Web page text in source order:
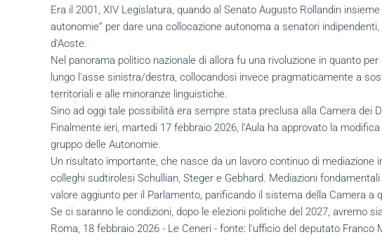
Era il 2001, XIV Legislatura, quando al Senato Augusto Rollandin
autonomie” per dare una collocazione autonoma a senatori
d’Aoste.
Nel panorama politico nazionale di allora fu una rivoluzione in quanto
lungo l'asse sinistra/destra, collocandosi invece pragmaticamente a
territoriali e alle minoranze linguistiche.
Sino ad oggi tale possibilità era sempre stata preclusa alla Camera
Finalmente ieri, martedi 17 febbraio 2026, l’Aula ha approvato la
gruppo delle Autonomie.
Un risultato importante, che nasce da un lavoro continuo di
colleghi sudtirolesi Schullian, Steger e Gebhard. Mediazioni
valore aggiunto per il Parlamento, parificando il sistema della Camera a
Se ci saranno le condizioni, dopo le elezioni politiche del 2027, avremo
Roma, 18 febbraio 2026 - Le Ceneri - fonte: l'ufficio del deputato Franco